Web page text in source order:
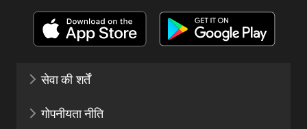
सेवा की शर्तें
गोपनीयता नीति